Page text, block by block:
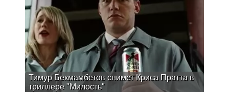
Тимур Бекмамбетов снимет Криса Пратта в
триллере "Милость"